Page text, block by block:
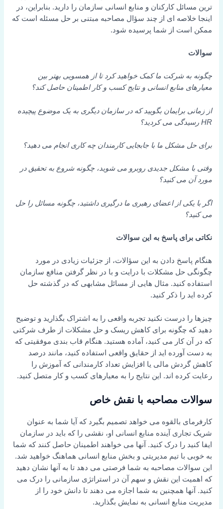
ترین مسائل کارکنان و منابع انسانی سازمان را دارید. بنابراین، در
اینجا خلاصه ای از چند سؤال مصاحبه مبتنی بر حل مسئله است که
ممکن است از شما پرسیده شود.
سوالات
چگونه به شرکت ما کمک خواهید کرد تا از همسویی بهتر بین
معیارهای منابع انسانی و نتایج کسب و کار اطمینان حاصل کند؟
از زمانی برایمان بگویید که در سازمان دیگری به یک موضوع پیچیده
HR رسیدگی می کردید؟
برای حل مشکل ما با جابجایی کارمندان چه کاری انجام می دهید؟
وقتی با مشکل جدیدی روبرو می شوید، چگونه شروع به تحقیق در
مورد آن می کنید؟
اگر با یکی از اعضای رهبری ما درگیری داشتید، چگونه مسائل را حل
می کنید؟
نکاتی برای پاسخ به این سوالات
هنگام پاسخ دادن به این سؤالات، از جزئیات زیادی در مورد
چگونگی حل مشکلات با درایت و با در نظر گرفتن منافع سازمان
استفاده کنید. مثال هایی از مسائل مشابهی که در گذشته حل
کرده اید را ذکر کنید.
چیزها را درست نکنید تجربه واقعی را به اشتراک بگذارید و توضیح
دهید که چگونه برای کاهش ریسک و حل مشکلات از طرف شرکتی
که در آن کار می کنید، آماده هستید. هنگام قاب بندی موفقیتی که
به دست آورده اید از حقایق واقعی استفاده کنید، مانند درصد
کاهش گردش مالی یا افزایش تعداد کارمندانی که آموزش را
رعایت کرده اند. این نتایج را به معیارهای کسب و کار متصل کنید.
سوالات مصاحبه با نقش خاص
کارفرمای بالقوه می خواهد تصمیم بگیرد که آیا شما به عنوان
شریک تجاری آینده منابع انسانی او، نقشی را که باید در سازمان
ایفا کنید را درک کنید. آنها می خواهند اطمینان حاصل کنند که شما
به خوبی با تیم مدیریتی و بخش منابع انسانی هماهنگ خواهید شد.
این سوالات مصاحبه به شما فرصتی می دهد تا به آنها نشان دهید
که اهمیت این نقش و سهم آن در استراتژی سازمانی را درک می
کنید. آنها همچنین به شما اجازه می دهند تا دانش خود را از
مدیریت منابع انسانی به نمایش بگذارید.